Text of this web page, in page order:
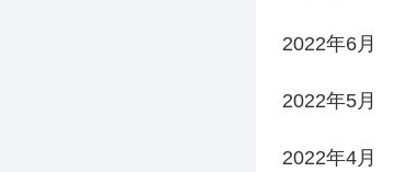
2022年6月
2022年5月
2022年4月